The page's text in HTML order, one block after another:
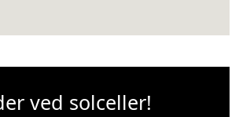
ved solceller!